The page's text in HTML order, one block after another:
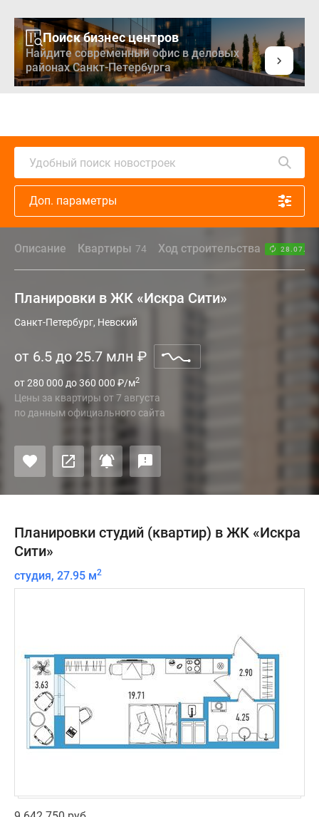
Поиск бизнес центров
Найдите современный офис в деловых
районах Санкт-Петербурга
Удобный поиск новостроек
Доп. параметры
Описание Квартиры 74 Ход строительства 28.07.26
Планировки в ЖК «Искра Сити»
Санкт-Петербург, Невский
от 6.5 до 25.7 млн ₽
от 280 000 до 360 000 ₽/м2
Цены за квартиры от7 августа
по данным официального сайта
Планировки студий (квартир) в ЖК «Искра
Сити»
студия, 27.95 м2